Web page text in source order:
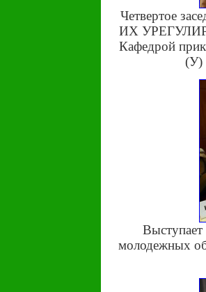
Четвертое
ИХ
Кафедрой
(У)
Выступает
молодежных